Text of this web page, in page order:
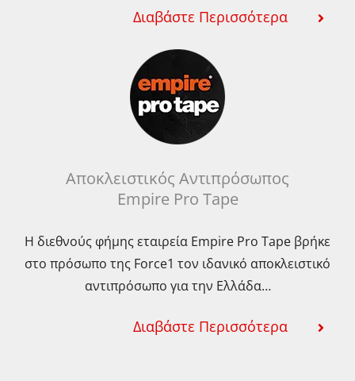
Διαβάστε Περισσότερα
Αποκλειστικός Αντιπρόσωπος
Empire Pro Tape
Η διεθνούς φήμης εταιρεία Empire Pro Tape βρήκε
στο πρόσωπο της Force1 τον ιδανικό αποκλειστικό
αντιπρόσωπο για την Ελλάδα…
Διαβάστε Περισσότερα